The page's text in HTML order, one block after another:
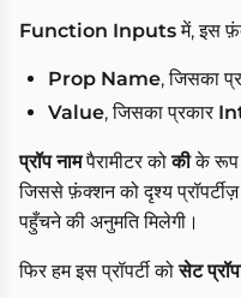
Function Inputsमें, इस
Prop Name, जिसका
Value, जिसका प्रकार
प्रॉप नामपैरामीटर कोकीके
जिससे फ़ंक्शन को दृश्य
पहुँचने की अनुमति मिलेगी।
फिर हम इस प्रॉपर्टी कोसेट